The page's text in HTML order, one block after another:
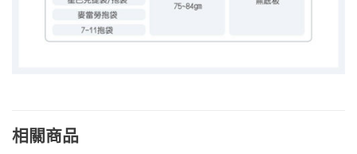
相關商品